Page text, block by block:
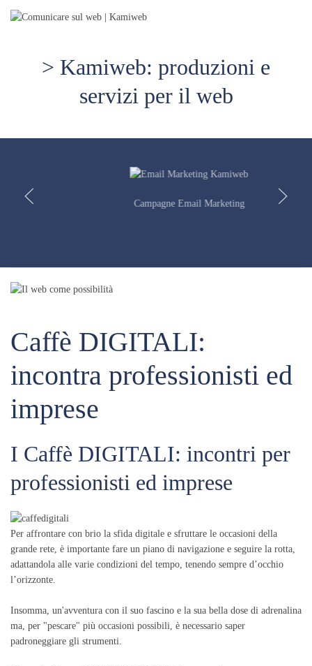
> Kamiweb: produzioni e
servizi per il web
Campagne Email Marketing
Caffè DIGITALI:
incontra professionisti ed
imprese
I Caffè DIGITALI: incontri per
professionisti ed imprese
Per affrontare con brio la sfida digitale e sfruttare le occasioni della
grande rete, è importante fare un piano di navigazione e seguire la rotta,
adattandola alle varie condizioni del tempo, tenendo sempre d’occhio
l’orizzonte.
Insomma, un'avventura con il suo fascino e la sua bella dose di adrenalina
ma, per "pescare" più occasioni possibili, è necessario saper
padroneggiare gli strumenti.